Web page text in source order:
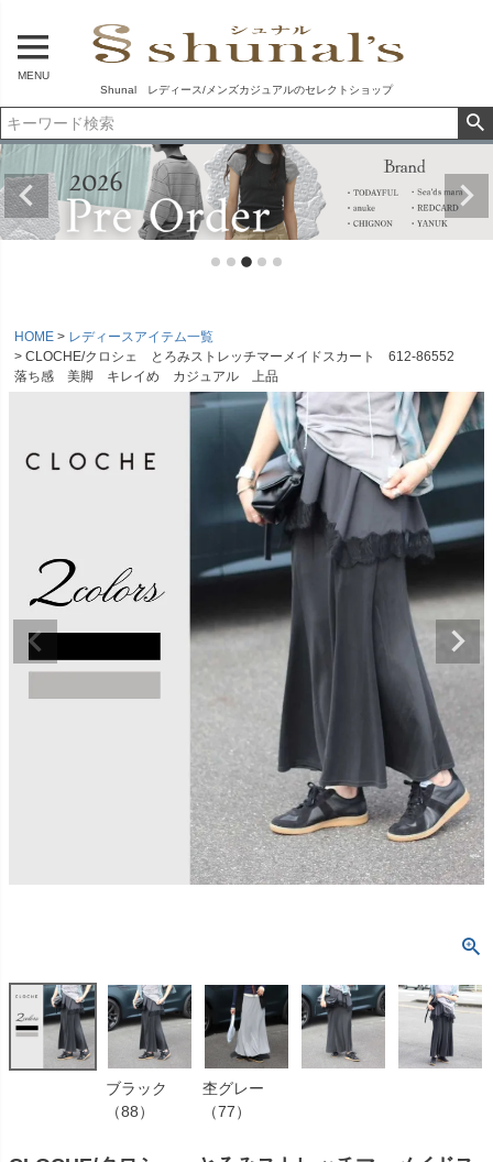
MENU
Shunal レディース/メンズカジュアルのセレクトショップ
HOME
レディースアイテム一覧
CLOCHE/クロシェ とろみストレッチマーメイドスカート 612-86552
落ち感 美脚 キレイめ カジュアル 上品
ブラック
（88）
杢グレー
（77）